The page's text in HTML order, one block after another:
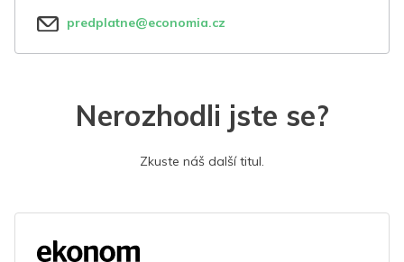
predplatne@economia.cz
Nerozhodli jste se?
Zkuste náš další titul.